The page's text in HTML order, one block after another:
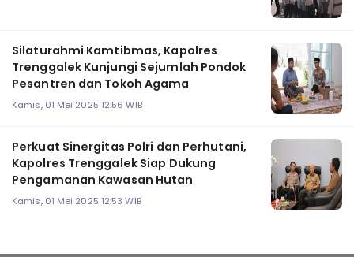
Silaturahmi Kamtibmas, Kapolres
Trenggalek Kunjungi Sejumlah Pondok
Pesantren dan Tokoh Agama
Kamis, 01 Mei 2025 12:56 WIB
Perkuat Sinergitas Polri dan Perhutani,
Kapolres Trenggalek Siap Dukung
Pengamanan Kawasan Hutan
Kamis, 01 Mei 2025 12:53 WIB